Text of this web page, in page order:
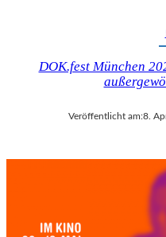
DOK.fest München
Veröffentlicht am:8.